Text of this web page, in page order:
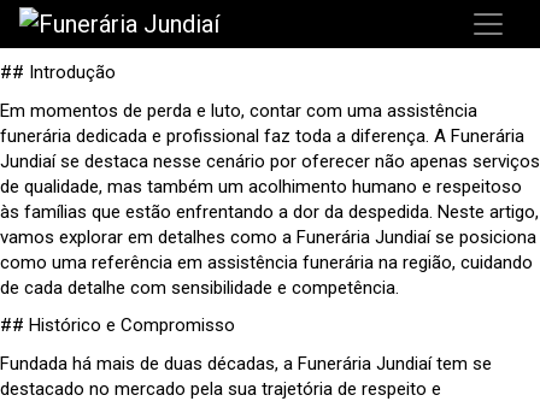
## Introdução
Em momentos de perda e luto, contar com uma assistência
funerária dedicada e profissional faz toda a diferença. A Funerária
Jundiaí se destaca nesse cenário por oferecer não apenas serviços
de qualidade, mas também um acolhimento humano e respeitoso
às famílias que estão enfrentando a dor da despedida. Neste artigo,
vamos explorar em detalhes como a Funerária Jundiaí se posiciona
como uma referência em assistência funerária na região, cuidando
de cada detalhe com sensibilidade e competência.
## Histórico e Compromisso
Fundada há mais de duas décadas, a Funerária Jundiaí tem se
destacado no mercado pela sua trajetória de respeito e